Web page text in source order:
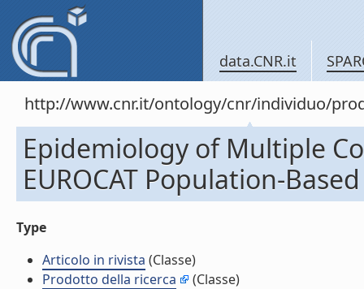
data.CNR.it
http://www.cnr.it/ontology/cnr/individuo/
Epidemiology of Multiple
EUROCAT Population-
Type
Articolo in rivista (Classe)
Prodotto della ricerca
(Classe)